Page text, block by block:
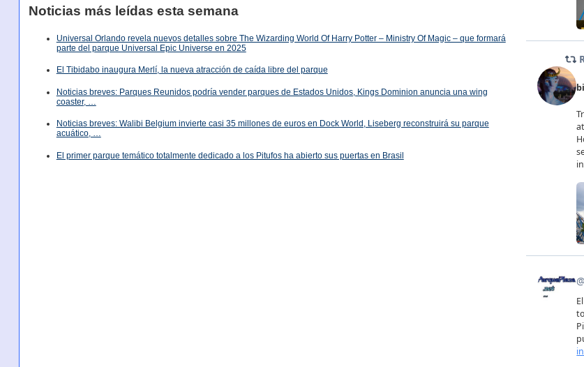
Noticias más leídas esta semana
Universal Orlando revela nuevos detalles sobre The Wizarding World Of Harry Potter – Ministry Of Magic – que formará
parte del parque Universal Epic Universe en 2025
El Tibidabo inaugura Merlí, la nueva atracción de caída libre del parque
Noticias breves: Parques Reunidos podría vender parques de Estados Unidos, Kings Dominion anuncia una wing
coaster, …
Noticias breves: Walibi Belgium invierte casi 35 millones de euros en Dock World, Liseberg reconstruirá su parque
acuático, …
El primer parque temático totalmente dedicado a los Pitufos ha abierto sus puertas en Brasil